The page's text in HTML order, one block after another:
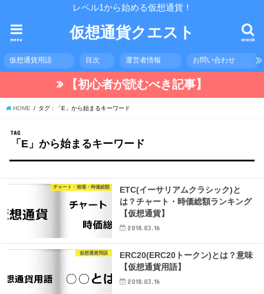
レベル1から始める仮想通貨！
仮想通貨クエスト search
menu
仮想通貨用語 目次 運営者情報 お問い合わせ
【初心者が読むべき記事】
HOME タグ : 「E」から始まるキーワード
TAG
「E」から始まるキーワード
チャート・相場・時価総額
ETC(イーサリアムクラシック)と
は？チャート・時価総額ランキング
【仮想通貨】
2018.03.16
仮想通貨用語
ERC20(ERC20トークン)とは？意味
【仮想通貨用語】
2018.03.16